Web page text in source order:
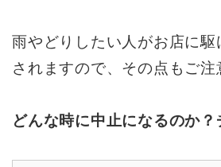
雨やどりしたい人がお店に
されますので、その点もご注
どんな時に中止になるのか